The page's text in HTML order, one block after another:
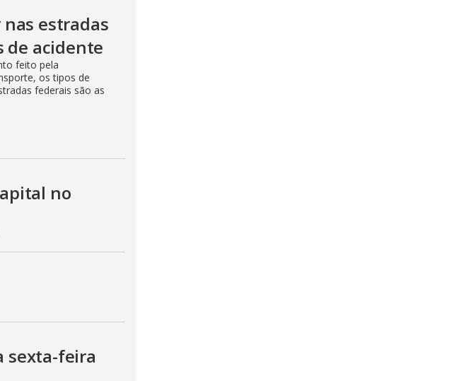
estradas
de acidente
feito pela
os tipos de
federais são as
no
sexta-feira